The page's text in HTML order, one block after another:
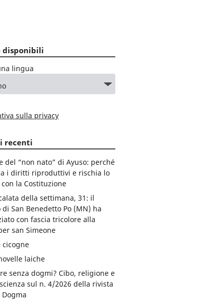
disponibili
lingua
sulla privacy
recenti
del “non nato” di Ayuso: perché
i diritti riproduttivi e rischia lo
la Costituzione
della settimana, 31: il
di San Benedetto Po (MN) ha
con fascia tricolore alla
san Simeone
cicogne
laiche
senza dogmi? Cibo, religione e
sul n. 4/2026 della rivista